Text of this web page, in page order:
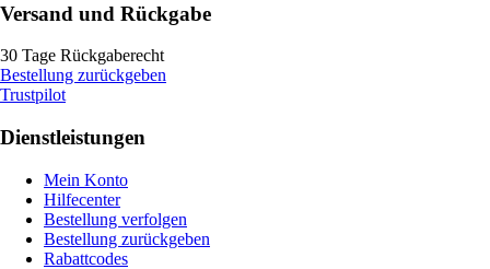
Versand und Rückgabe
30 Tage Rückgaberecht
Bestellung zurückgeben
Trustpilot
Dienstleistungen
Mein Konto
Hilfecenter
Bestellung verfolgen
Bestellung zurückgeben
Rabattcodes